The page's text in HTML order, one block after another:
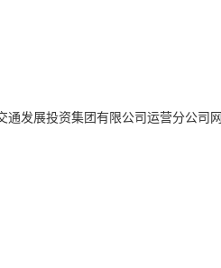
发展投资集团有限公司运营分公司网